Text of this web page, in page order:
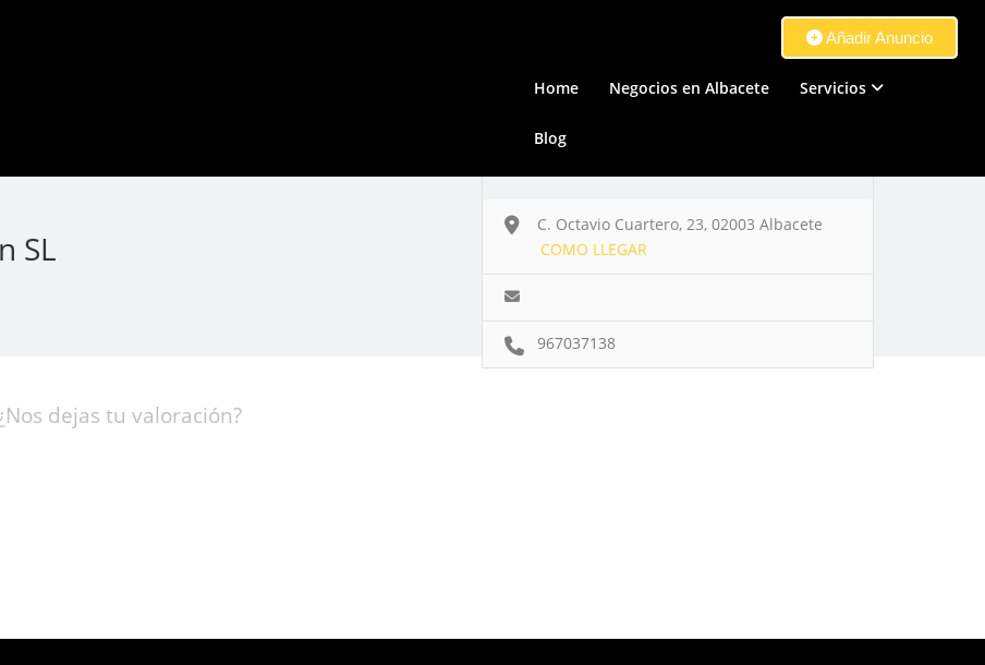
Añadir Anuncio
Home Negocios en Albacete Servicios
Blog
SL
dejas tu valoración?
C. Octavio Cuartero, 23, 02003 Albacete
COMO LLEGAR
967037138